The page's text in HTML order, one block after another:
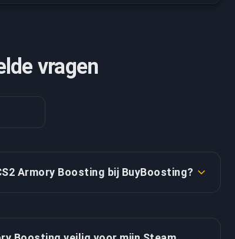
vragen
Armory Boosting bij BuyBoosting?
het gewenste aantal Armory Credits vanaf
per credit, en een van onze professionele